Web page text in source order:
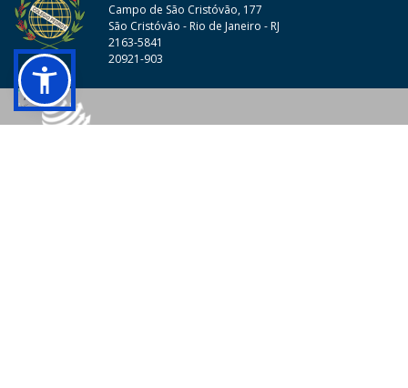
Campo de São Cristóvão, 177
São Cristóvão - Rio de Janeiro - RJ
2163-5841
20921-903